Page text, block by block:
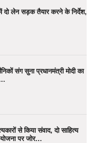
दो लेन सड़क तैयार करने के निर्देश,
संग सुना प्रधानमंत्री मोदी का
से किया संवाद, दो साहित्य
पर जोर…